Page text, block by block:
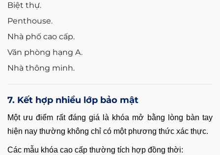
Biệt thự.
Penthouse.
Nhà phố cao cấp.
Văn phòng hạng A.
Nhà thông minh.
7. Kết hợp nhiều lớp bảo mật
Một ưu điểm rất đáng giá là khóa mở bằng lòng bàn tay
hiện nay thường không chỉ có một phương thức xác thực.
Các mẫu khóa cao cấp thường tích hợp đồng thời: